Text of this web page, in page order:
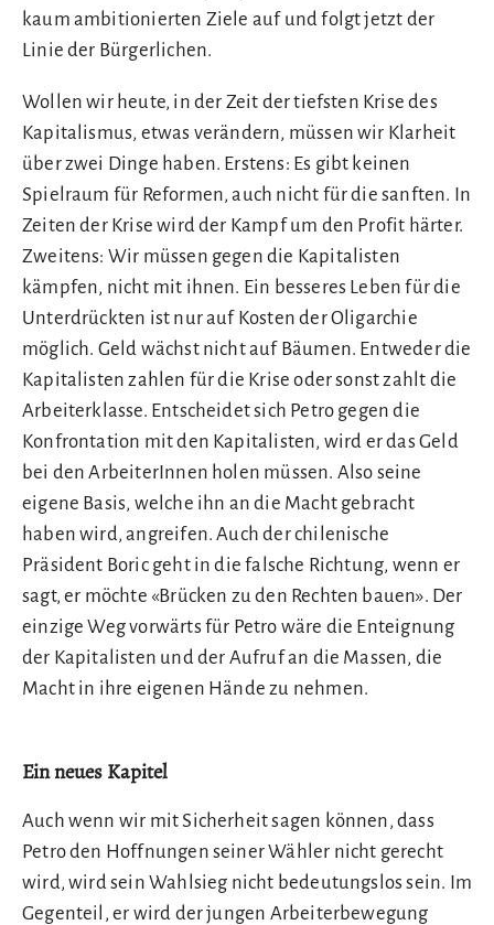
kaum ambitionierten Ziele auf und folgt jetzt der
Linie der Bürgerlichen.
Wollen wir heute, in der Zeit der tiefsten Krise des
Kapitalismus, etwas verändern, müssen wir Klarheit
über zwei Dinge haben. Erstens: Es gibt keinen
Spielraum für Reformen, auch nicht für die sanften. In
Zeiten der Krise wird der Kampf um den Profit härter.
Zweitens: Wir müssen gegen die Kapitalisten
kämpfen, nicht mit ihnen. Ein besseres Leben für die
Unterdrückten ist nur auf Kosten der Oligarchie
möglich. Geld wächst nicht auf Bäumen. Entweder die
Kapitalisten zahlen für die Krise oder sonst zahlt die
Arbeiterklasse. Entscheidet sich Petro gegen die
Konfrontation mit den Kapitalisten, wird er das Geld
bei den ArbeiterInnen holen müssen. Also seine
eigene Basis, welche ihn an die Macht gebracht
haben wird, angreifen. Auch der chilenische
Präsident Boric geht in die falsche Richtung, wenn er
sagt, er möchte «Brücken zu den Rechten bauen». Der
einzige Weg vorwärts für Petro wäre die Enteignung
der Kapitalisten und der Aufruf an die Massen, die
Macht in ihre eigenen Hände zu nehmen.
Ein neues Kapitel
Auch wenn wir mit Sicherheit sagen können, dass
Petro den Hoffnungen seiner Wähler nicht gerecht
wird, wird sein Wahlsieg nicht bedeutungslos sein. Im
Gegenteil, er wird der jungen Arbeiterbewegung